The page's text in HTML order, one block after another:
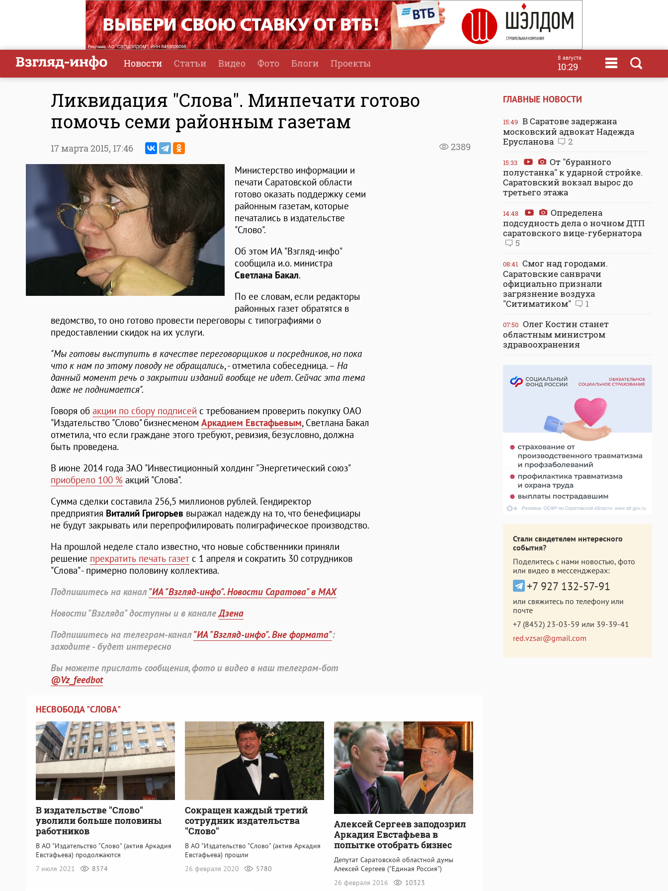
Новости Статьи Видео Фото Блоги Проекты 8 августа
10:29
Ликвидация "Слова". Минпечати готово
помочь семи районным газетам
2389
17 марта 2015, 17:46
Министерство информации и
печати Саратовской области
готово оказать поддержку семи
районным газетам, которые
печатались в издательстве
"Слово".
Об этом ИА "Взгляд-инфо"
сообщила и.о. министра
Светлана Бакал.
По ее словам, если редакторы
районных газет обратятся в
ведомство, то оно готово провести переговоры с типографиями о
предоставлении скидок на их услуги.
"Мы готовы выступить в качестве переговорщиков и посредников, но пока
что к нам по этому поводу не обращались, - отметила собеседница. – На
данный момент речь о закрытии изданий вообще не идет. Сейчас эта тема
даже не поднимается".
Говоря об акции по сбору подписей с требованием проверить покупку ОАО
"Издательство "Слово" бизнесменом Аркадием Евстафьевым, Светлана Бакал
отметила, что если граждане этого требуют, ревизия, безусловно, должна
быть проведена.
В июне 2014 года ЗАО "Инвестиционный холдинг "Энергетический союз"
приобрело 100 % акций "Слова".
Сумма сделки составила 256,5 миллионов рублей. Гендиректор
предприятия Виталий Григорьев выражал надежду на то, что бенефициары
не будут закрывать или перепрофилировать полиграфическое производство.
На прошлой неделе стало известно, что новые собственники приняли
решение прекратить печать газет с 1 апреля и сократить 30 сотрудников
"Слова" - примерно половину коллектива.
Подпишитесь на канал"ИА "Взгляд-инфо". Новости Саратова" в MAX
Новости "Взгляда" доступны и в каналеДзена
Подпишитесь на телеграм-канал"ИА "Взгляд-инфо". Вне формата":
заходите - будет интересно
Вы можете прислать сообщения, фото и видео в наш телеграм-бот
@Vz_feedbot
НЕСВОБОДА "СЛОВА"
В издательстве "Слово"
уволили больше половины
работников
В АО "Издательство "Слово" (актив Аркадия
Евстафьева) продолжаются
7 июля 2021
8374
Сокращен каждый третий
сотрудник издательства
"Слово"
В АО "Издательство "Слово" (актив Аркадия
Евстафьева) прошли
26 февраля 2020
5780
Алексей Сергеев заподозрил
Аркадия Евстафьева в
попытке отобрать бизнес
Депутат Саратовской областной думы
Алексей Сергеев ("Единая Россия")
26 февраля 2016
10323
ГЛАВНЫЕ НОВОСТИ
15:49 В Саратове задержана
московский адвокат Надежда
Ерусланова
2
15:33
От "буранного
полустанка" к ударной стройке.
Саратовский вокзал вырос до
третьего этажа
14:48
Определена
подсудность дела о ночном ДТП
саратовского вице-губернатора
5
08:41 Смог над городами.
Саратовские санврачи
официально признали
загрязнение воздуха
"Ситиматиком"
1
07:50 Олег Костин станет
областным министром
здравоохранения
Стали свидетелем интересного
события?
Поделитесь с нами новостью, фото
или видео в мессенджерах:
+7 927 132-57-91
или свяжитесь по телефону или
почте
+7 (8452) 23-03-59 или 39-39-41
red.vzsar@gmail.com